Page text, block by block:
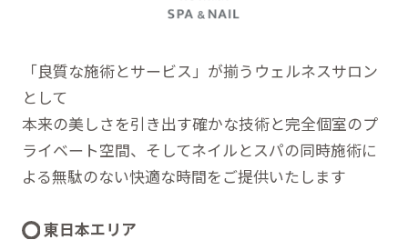
「良質な施術とサービス」が揃うウェルネスサロン
として
本来の美しさを引き出す確かな技術と完全個室のプ
ライベート空間、そしてネイルとスパの同時施術に
よる無駄のない快適な時間をご提供いたします
東日本エリア